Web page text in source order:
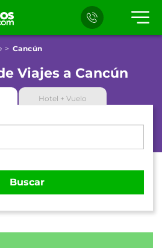
Cancún
Viajes a Cancún
Hotel + Vuelo
Buscar